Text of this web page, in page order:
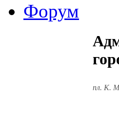
Форум
пл. К.